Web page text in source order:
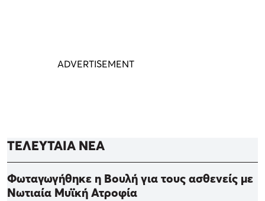
ΤΕΛΕΥΤΑΙΑ ΝΕΑ
Φωταγωγήθηκε η Βουλή για τους ασθενείς με
Νωτιαία Μυϊκή Ατροφία